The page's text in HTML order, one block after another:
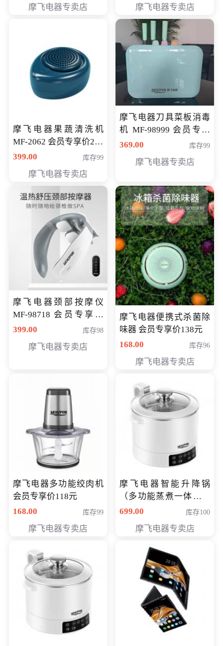
摩飞电器专卖店 摩飞电器专卖店
摩飞电器果蔬清洗机
MF-2062 会员专享价268
元
399.00 库存99
摩飞电器专卖店
摩飞电器刀具菜板消毒
机 MF-98999 会员专享
价286元
369.00 库存99
摩飞电器专卖店
摩飞电器颈部按摩仪
MF-98718 会员专享价
299元
399.00 库存98
摩飞电器专卖店
摩飞电器便携式杀菌除
味器 会员专享价138元
168.00
库存96
摩飞电器专卖店
摩飞电器多功能绞肉机
会员专享价118元
168.00
库存99
摩飞电器专卖店
摩飞电器智能升降锅
（多功能蒸煮一体锅）
（智能升降养生锅） 会
699.00 库存100
摩飞电器专卖店